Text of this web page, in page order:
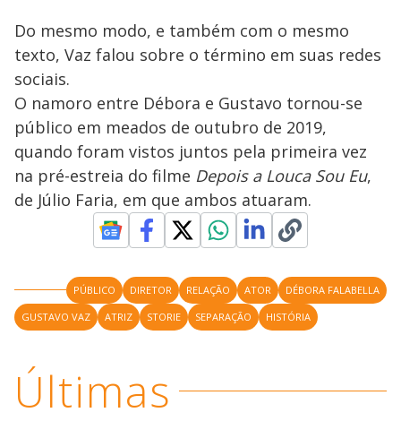
Do mesmo modo, e também com o mesmo
texto, Vaz falou sobre o término em suas redes
sociais.
O namoro entre Débora e Gustavo tornou-se
público em meados de outubro de 2019,
quando foram vistos juntos pela primeira vez
na pré-estreia do filme Depois a Louca Sou Eu,
de Júlio Faria, em que ambos atuaram.
PÚBLICO DIRETOR RELAÇÃO ATOR
DÉBORA FALABELLA
GUSTAVO VAZ
ATRIZ STORIE SEPARAÇÃO HISTÓRIA
Últimas